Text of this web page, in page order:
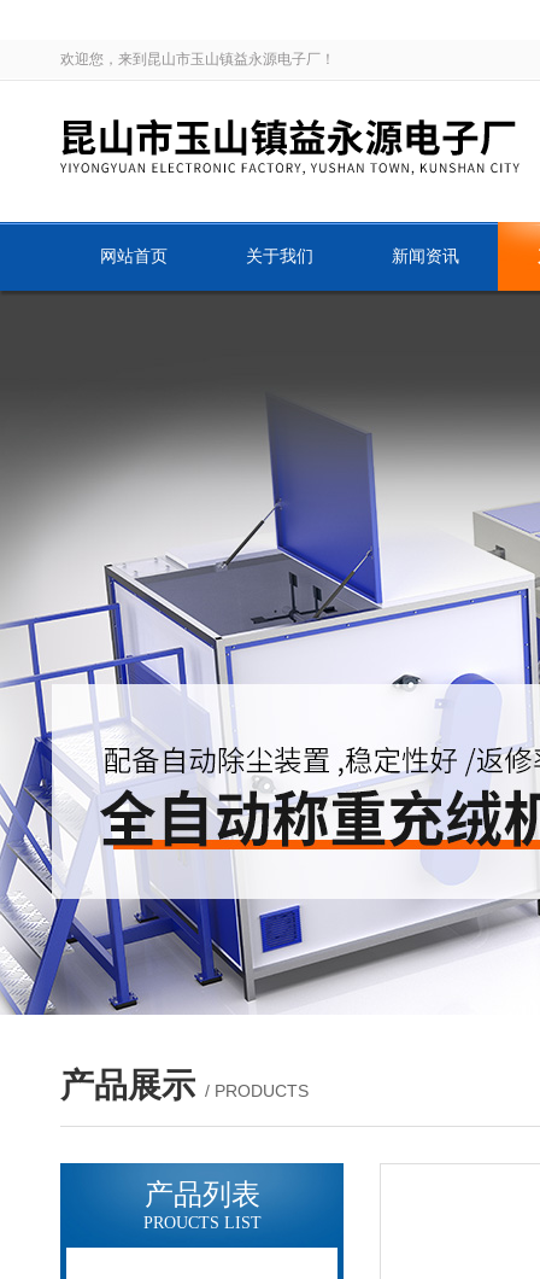
欢迎您，来到昆山市玉山镇益永源电子厂！
网站首页 关于我们 新闻资讯
产品展示 / PRODUCTS
产品列表
PROUCTS LIST